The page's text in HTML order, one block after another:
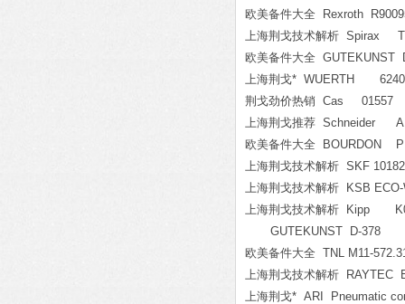
欧美备件大全 Rexroth
上海荆戈技术解析 Spirax
欧美备件大全 GUTEKUNST
上海荆戈* WUERTH
荆戈劲价热销 Cas 01557
上海荆戈推荐 Schneider
欧美备件大全 BOURDON
上海荆戈技术解析 SKF
上海荆戈技术解析 KSB ECO-
上海荆戈技术解析 Kipp
GUTEKUNST D-378
欧美备件大全 TNL M11-
上海荆戈技术解析 RAYTEC
上海荆戈* ARI Pneumatic